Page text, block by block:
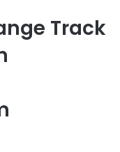
Track